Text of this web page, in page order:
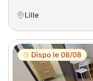
Lille
Dispo le 08/08